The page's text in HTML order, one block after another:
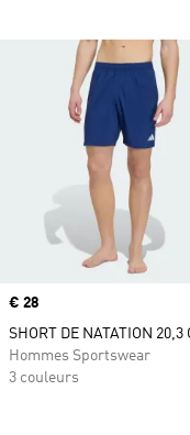
Prix
€ 28
SHORT DE NATATION 20,3
Hommes Sportswear
3 couleurs